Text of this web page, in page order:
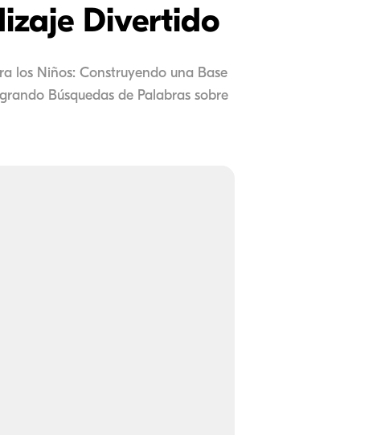
Divertido
los Niños: Construyendo una Base
Búsquedas de Palabras sobre